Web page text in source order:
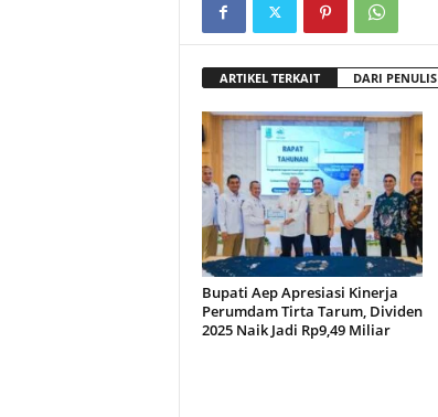
ARTIKEL TERKAIT DARI PENULIS
Bupati Aep Apresiasi Kinerja
Perumdam Tirta Tarum, Dividen
2025 Naik Jadi Rp9,49 Miliar